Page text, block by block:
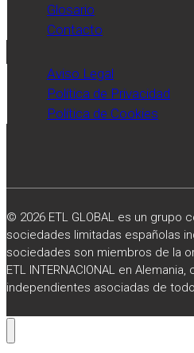
Glosario
Contacto
Aviso Legal
Política de Privacidad
Política de Cookies
© 2026 ETL GLOBAL es un grupo
sociedades limitadas españolas
sociedades son miembros de la
ETL INTERNACIONAL en
independientes asociadas de